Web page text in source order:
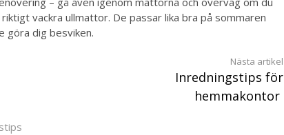
vackra ullmattor. De passar lika bra på sommaren
göra dig besviken.
Nästa artikel
Inredningstips för
hemmakontor